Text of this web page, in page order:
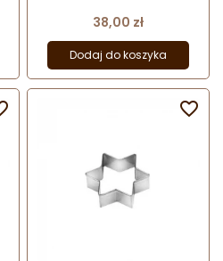
Cena
38,00 zł
Dodaj do koszyka
